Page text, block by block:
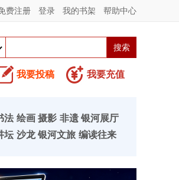
费注册 登录 我的书架 帮助中心
我要投稿 我要充值
法 绘画 摄影 非遗 银河展厅
坛 沙龙 银河文旅 编读往来